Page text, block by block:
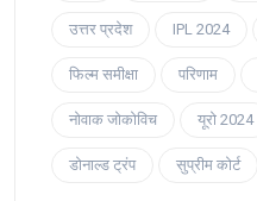
उत्तर प्रदेश IPL 2024
फिल्म समीक्षा परिणाम
नोवाक जोकोविच यूरो 2024
डोनाल्ड ट्रंप सुप्रीम कोर्ट